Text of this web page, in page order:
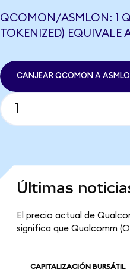
QCOMON/ASMLON: 1
TOKENIZED) EQUIVALE
CANJEAR QCOMON A
Últimas
El precio actual de
significa que Qualcomm
CAPITALIZACIÓN BURSÁTIL